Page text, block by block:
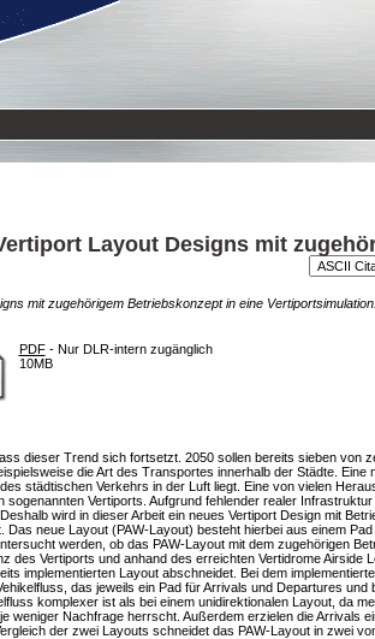
Layout Designs mit
mit zugehörigem Betriebskonzept in eine Vertiportsimulation.
PDF- Nur DLR-intern zugänglich
10MB
dieser Trend sich fortsetzt. 2050 sollen bereits sieben von
die Art des Transportes innerhalb der Städte. Eine
städtischen Verkehrs in der Luft liegt. Eine von vielen
Vertiports. Aufgrund fehlender realer
wird in dieser Arbeit ein neues Vertiport Design mit
neue Layout (PAW-Layout) besteht hierbei aus einem
werden, ob das PAW-Layout mit dem zugehörigen
Vertiports und anhand des erreichten Vertidrome Airside
implementierten Layout abschneidet. Bei dem
das jeweils ein Pad für Arrivals und Departures
komplexer ist als bei einem unidirektionalen Layout, da
Nachfrage herrscht. Außerdem erzielen die Arrivals
der zwei Layouts schneidet das PAW-Layout in zwei